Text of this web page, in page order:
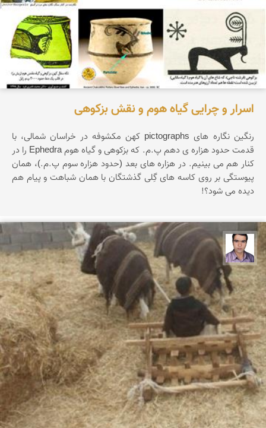
اسرار و چرایی گیاه هوم و نقش بزکوهی
رنگین نگاره های pictographs کهن مکشوفه در خراسان شمالی، با
قدمت حدود هزاره ی دهم پ.م. که بزکوهی و گیاه هوم Ephedra را در
کنار هم می بینیم. در هزاره های بعد (حدود هزاره سوم پ.م.)، همان
پیوستگی بر روی کاسه های گِلی گذشتگان با همان شباهت و پیام هم
دیده می شود؟!
حسن صفری